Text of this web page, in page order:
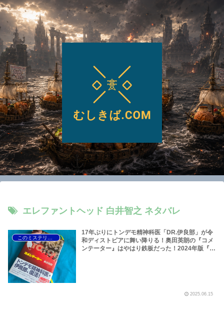
エレファントヘッド 白井智之 ネタバレ
17年ぶりにトンデモ精神科医「DR.伊良部」が令
和ディストピアに舞い降りる！奥田英朗の『コメ
ンテーター』はやはり鉄板だった！2024年版『こ
2025.06.15